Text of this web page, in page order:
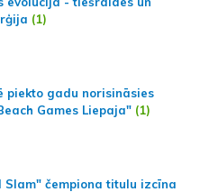
(1)
piekto gadu norisināsies
Games Liepaja" (1)
Slam" čempiona titulu izcīna